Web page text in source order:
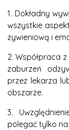
1. Dokładny
wszystkie
żywieniową i
2. Współpraca
zaburzeń
przez lekarza
obszarze.
3.
polegać tylko